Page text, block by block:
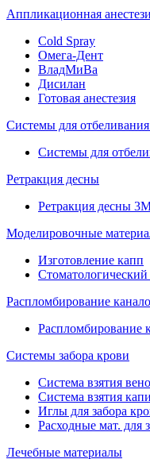
Аппликационная
Cold Spray
Омега-Дент
ВладМиВа
Дисилан
Готовая анестезия
Системы для отбеливания
Системы для
Ретракция десны
Ретракция десны
Моделировочные
Изготовление капп
Стоматологический
Распломбирование
Распломбирование
Системы забора крови
Система взятия
Система взятия
Иглы для забора
Расходные мат. для
Лечебные материалы